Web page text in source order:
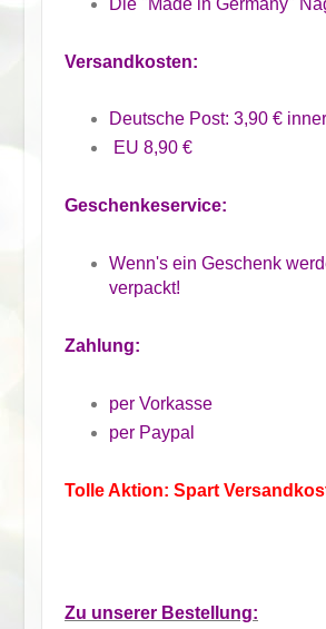
Versandkosten:
Deutsche Post: 3,90 €
EU 8,90 €
Geschenkeservice:
Wenn's ein Geschenk
verpackt!
Zahlung:
per Vorkasse
per Paypal
Tolle Aktion: Spart
Zu unserer Bestellung: